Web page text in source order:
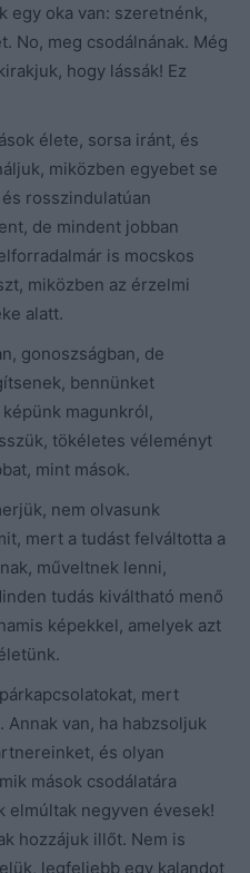
egy oka van: szeretnénk,
No, meg csodálnának. Még
hogy lássák! Ez
élete, sorsa iránt, és
miközben egyebet se
rosszindulatúan
de mindent jobban
is mocskos
miközben az érzelmi
alatt.
gonoszságban, de
bennünket
magunkról,
tökéletes véleményt
mint mások.
nem olvasunk
mert a tudást felváltotta a
műveltnek lenni,
tudás kiváltható menő
képekkel, amelyek azt
mert
van, ha habzsoljuk
és olyan
mások csodálatára
elmúltak negyven évesek!
hozzájuk illőt. Nem is
legfeljebb egy kalandot